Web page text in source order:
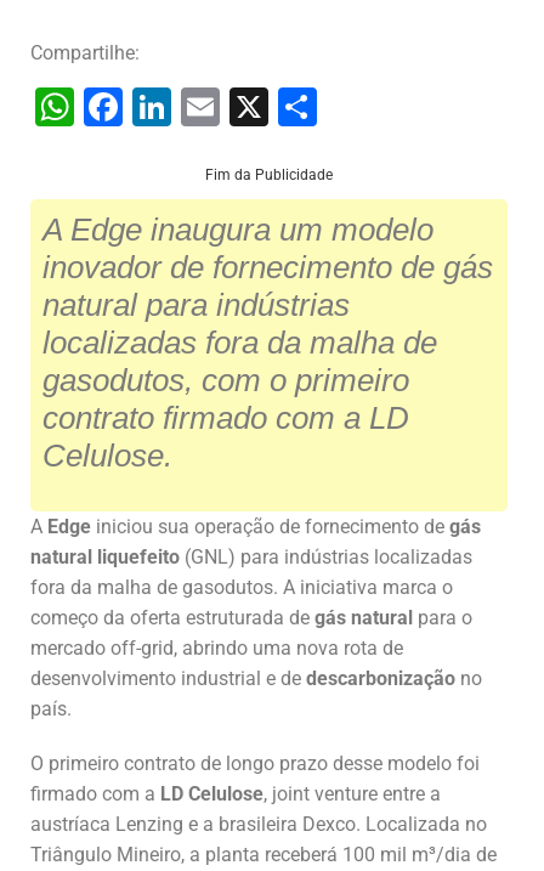
Compartilhe:
W
s
A
p
p
F
e
b
o
o
k
Li
e
dI
n
E
ai
l
X
ar
e
Fim da Publicidade
A Edge inaugura um modelo
inovador de fornecimento de gás
natural para indústrias
localizadas fora da malha de
gasodutos, com o primeiro
contrato firmado com a LD
Celulose.
A Edge iniciou sua operação de fornecimento de gás
natural liquefeito (GNL) para indústrias localizadas
fora da malha de gasodutos. A iniciativa marca o
começo da oferta estruturada de gás natural para o
mercado off-grid, abrindo uma nova rota de
desenvolvimento industrial e de descarbonização no
país.
O primeiro contrato de longo prazo desse modelo foi
firmado com a LD Celulose, joint venture entre a
austríaca Lenzing e a brasileira Dexco. Localizada no
Triângulo Mineiro, a planta receberá 100 mil m³/dia de